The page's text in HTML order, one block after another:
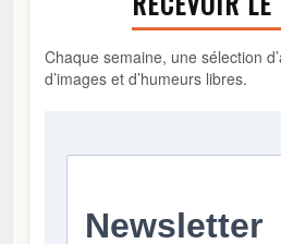
Chaque semaine, une sélection
d’images et d’humeurs libres.